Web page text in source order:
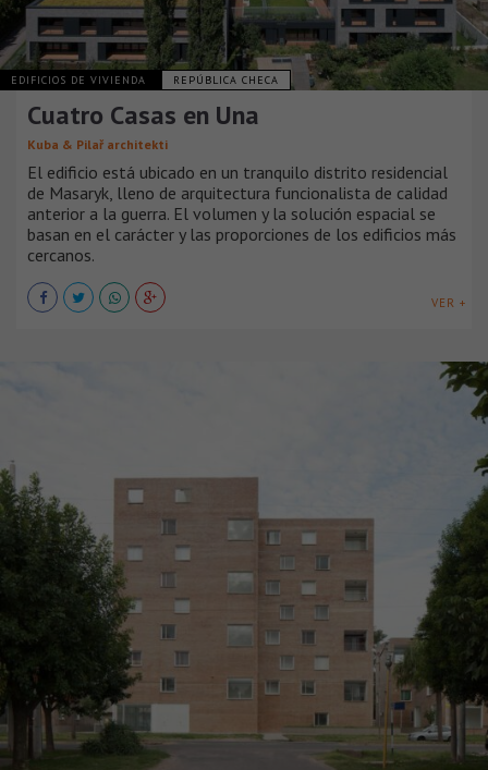
EDIFICIOS DE VIVIENDA REPÚBLICA CHECA
Cuatro Casas en Una
Kuba & Pilař architekti
El edificio está ubicado en un tranquilo distrito residencial
de Masaryk, lleno de arquitectura funcionalista de calidad
anterior a la guerra. El volumen y la solución espacial se
basan en el carácter y las proporciones de los edificios más
cercanos.
VER +